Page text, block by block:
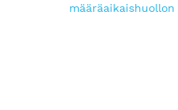
määräaikaishuollon